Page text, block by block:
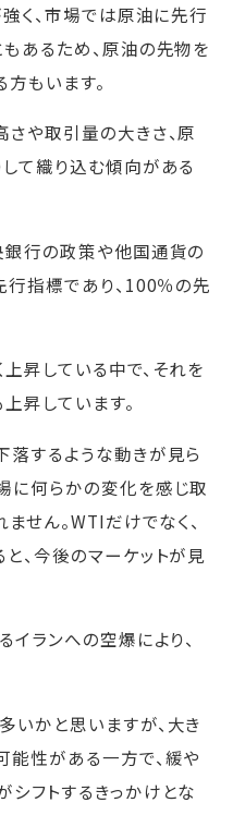
く、市場では原油に先行
あるため、原油の先物を
もいます。
や取引量の大きさ、原
て織り込む傾向がある
銀行の政策や他国通貨の
指標であり、100％の先
昇している中で、それを
昇しています。
するような動きが見ら
に何らかの変化を感じ取
せん。WTIだけでなく、
、今後のマーケットが見
イランへの空爆により、
いかと思いますが、大き
能性がある一方で、緩や
フトするきっかけとな